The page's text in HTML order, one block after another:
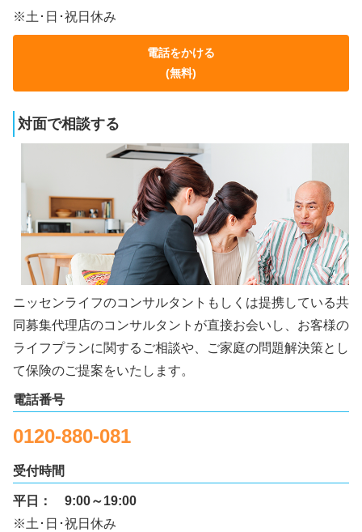
※土･日･祝日休み
電話をかける
(無料)
対面で相談する
ニッセンライフのコンサルタントもしくは提携している共
同募集代理店のコンサルタントが直接お会いし、お客様の
ライフプランに関するご相談や、ご家庭の問題解決策とし
て保険のご提案をいたします。
電話番号
0120-880-081
受付時間
平日：
9:00～19:00
※土･日･祝日休み